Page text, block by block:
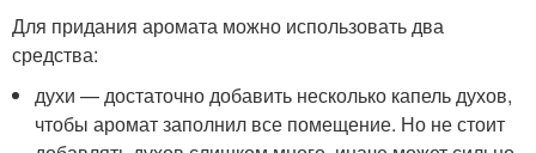
Для придания аромата можно использовать два
средства:
духи — достаточно добавить несколько капель духов,
чтобы аромат заполнил все помещение. Но не стоит